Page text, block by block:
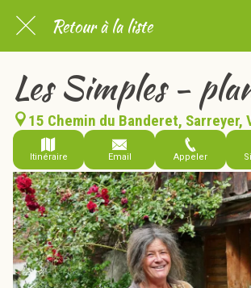
Retour à la liste
Les Simples -
15 Chemin du Banderet, Sarreyer,
Itinéraire Email Appeler